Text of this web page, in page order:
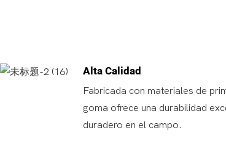
Alta Calidad
Fabricada con materiales de
goma ofrece una durabilidad
duradero en el campo.